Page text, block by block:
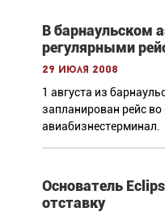
В барнаульском
регулярными
29 июля 2008
1 августа из
запланирован рейс
авиабизнестерминал.
Основатель
отставку